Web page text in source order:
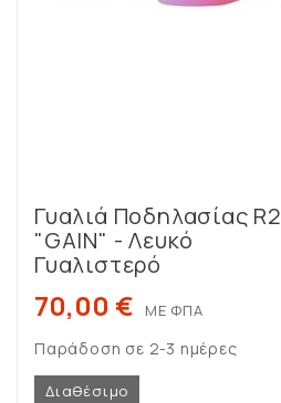
Γυαλιά Ποδηλασίας R2
"GAIN" - Λευκό
Γυαλιστερό
70,00 € ΜΕ ΦΠΑ
Παράδοση σε 2-3 ημέρες
Διαθέσιμο